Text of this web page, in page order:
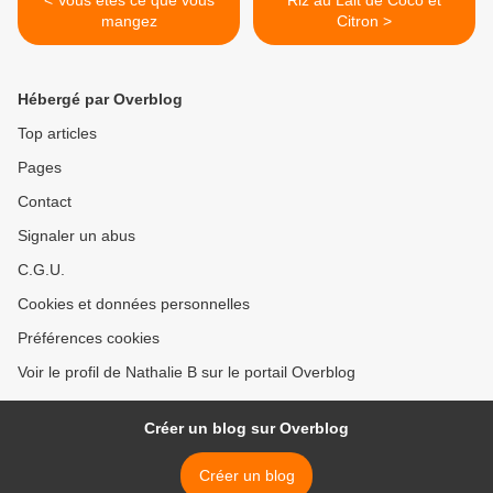
mangez
Citron >
Hébergé par Overblog
Top articles
Pages
Contact
Signaler un abus
C.G.U.
Cookies et données personnelles
Préférences cookies
Voir le profil de Nathalie B sur le portail Overblog
Créer un blog sur Overblog
Créer un blog